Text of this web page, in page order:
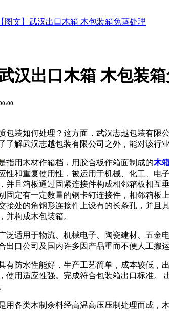
【图文】武汉出口木箱 木包装箱免蒸处理
武汉出口木箱 木包装
包装如何处理？这方面，武汉志越包装有限
了解武汉志越包装有限公司之外，能对该行
指用木材作箱档，用胶合板作箱面制成的木
性和重复使用性，被运用于机械、化工、电
并且箱板通过固紧连接件构成相邻箱板相互
固定有一定数量的钢卡钉连接件，相邻箱板
接处的角钢形连接件上设有的长条孔，并且
并构成木包装箱。
泛适用于物流、机械电子、陶瓷建材、五金
出口公司及国内许多因产品重而不便人工搬运
有防水性能好，生产工艺简单，成本较低，
使用适应性强。完成符合包装箱出口标准。
用各类木制余料经高温高压压制处理而成，